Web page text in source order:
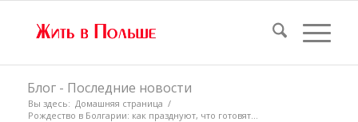
Блог - Последние новости
Вы здесь: Домашняя страница /
Рождество в Болгарии: как празднуют, что готовят...